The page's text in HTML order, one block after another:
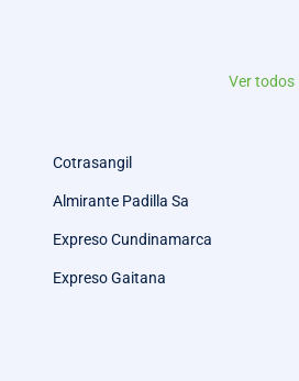
Ver todos
Cotrasangil
Almirante Padilla Sa
Expreso Cundinamarca
Expreso Gaitana